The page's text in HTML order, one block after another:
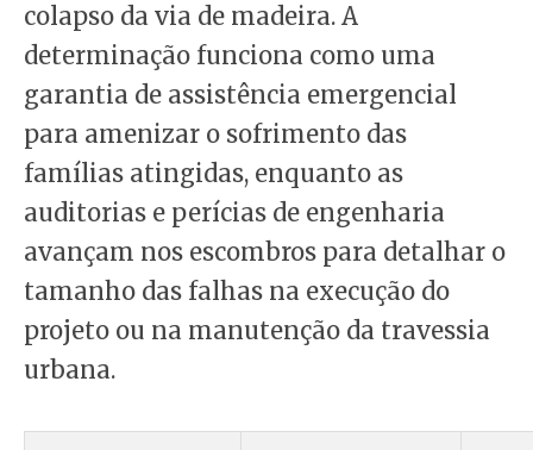
colapso da via de madeira. A
determinação funciona como uma
garantia de assistência emergencial
para amenizar o sofrimento das
famílias atingidas, enquanto as
auditorias e perícias de engenharia
avançam nos escombros para detalhar o
tamanho das falhas na execução do
projeto ou na manutenção da travessia
urbana.